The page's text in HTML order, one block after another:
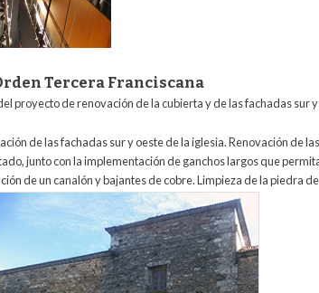
Tercera Franciscana
proyecto de renovación de la cubierta y de las fachadas sur
de las fachadas sur y oeste de la iglesia. Renovación de
junto con la implementación de ganchos largos que
de un canalón y bajantes de cobre. Limpieza de la piedra